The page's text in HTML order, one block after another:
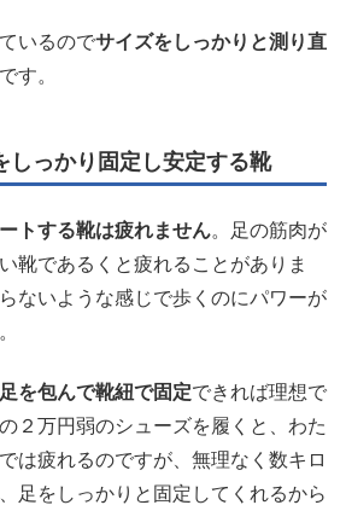
いるのでサイズをしっかりと測り直
す。
しっかり固定し安定する靴
トする靴は疲れません。足の筋肉が
靴であるくと疲れることがありま
ないような感じで歩くのにパワーが
を包んで靴紐で固定できれば理想で
２万円弱のシューズを履くと、わた
は疲れるのですが、無理なく数キロ
足をしっかりと固定してくれるから